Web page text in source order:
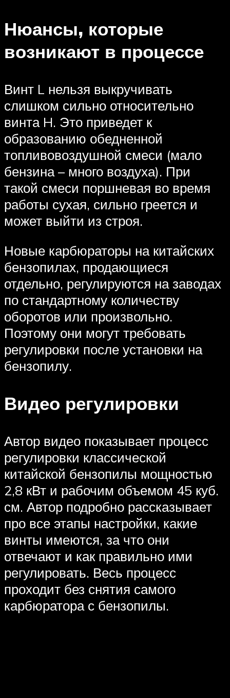
Нюансы, которые
возникают в процессе
Винт L нельзя выкручивать
слишком сильно относительно
винта H. Это приведет к
образованию обедненной
топливовоздушной смеси (мало
бензина – много воздуха). При
такой смеси поршневая во время
работы сухая, сильно греется и
может выйти из строя.
Новые карбюраторы на китайских
бензопилах, продающиеся
отдельно, регулируются на заводах
по стандартному количеству
оборотов или произвольно.
Поэтому они могут требовать
регулировки после установки на
бензопилу.
Видео регулировки
Автор видео показывает процесс
регулировки классической
китайской бензопилы мощностью
2,8 кВт и рабочим объемом 45 куб.
см. Автор подробно рассказывает
про все этапы настройки, какие
винты имеются, за что они
отвечают и как правильно ими
регулировать. Весь процесс
проходит без снятия самого
карбюратора с бензопилы.